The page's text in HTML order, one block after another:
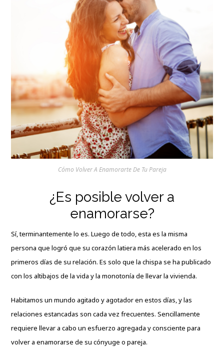
Cómo Volver A Enamorarte De Tu Pareja
¿Es posible volver a
enamorarse?
Sí, terminantemente lo es. Luego de todo, esta es la misma
persona que logró que su corazón latiera más acelerado en los
primeros días de su relación. Es solo que la chispa se ha publicado
con los altibajos de la vida y la monotonía de llevar la vivienda.
Habitamos un mundo agitado y agotador en estos días, y las
relaciones estancadas son cada vezfrecuentes. Sencillamente
requiere llevar a cabo un esfuerzo agregada y consciente para
volver a enamorarse de su cónyuge o pareja.